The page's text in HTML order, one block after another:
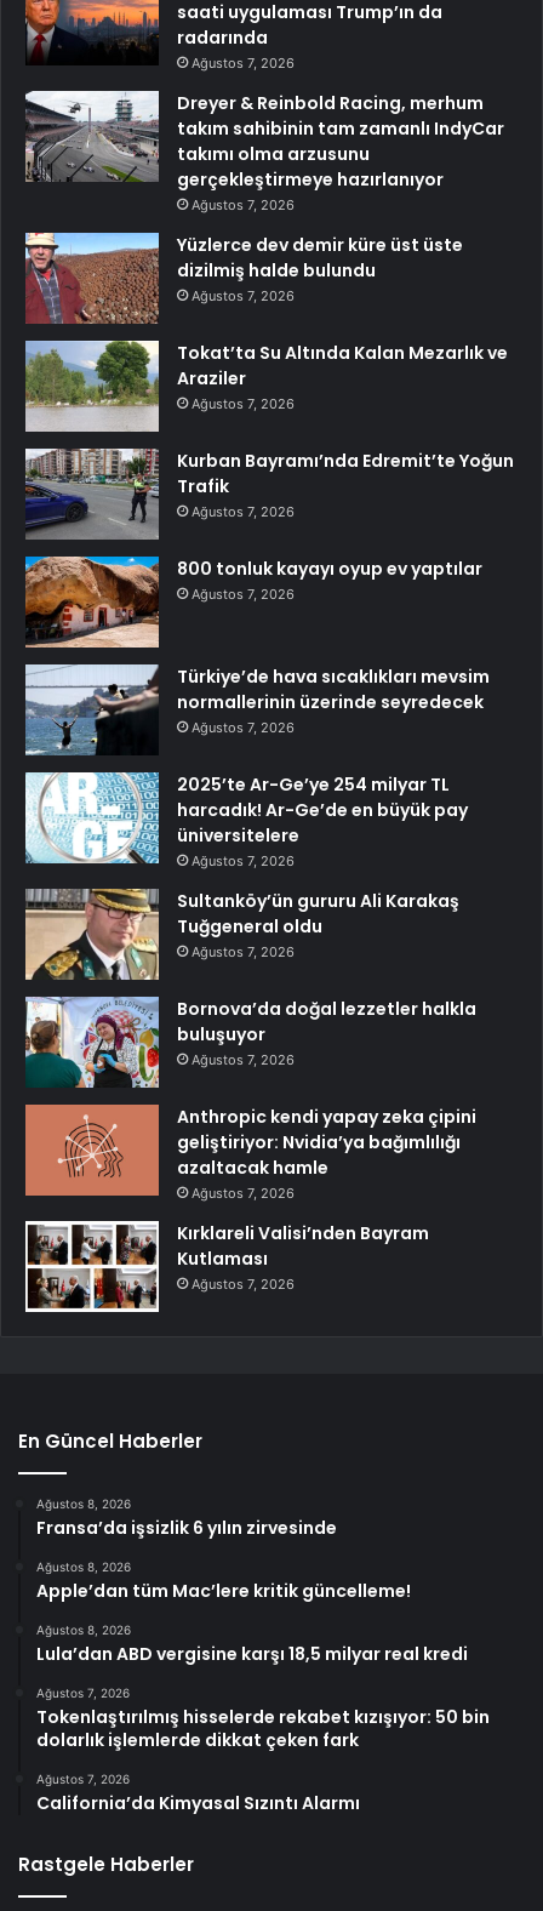
saati uygulaması Trump’ın da
radarında
Ağustos 7, 2026
Dreyer & Reinbold Racing, merhum
takım sahibinin tam zamanlı IndyCar
takımı olma arzusunu
gerçekleştirmeye hazırlanıyor
Ağustos 7, 2026
Yüzlerce dev demir küre üst üste
dizilmiş halde bulundu
Ağustos 7, 2026
Tokat’ta Su Altında Kalan Mezarlık ve
Araziler
Ağustos 7, 2026
Kurban Bayramı’nda Edremit’te Yoğun
Trafik
Ağustos 7, 2026
800 tonluk kayayı oyup ev yaptılar
Ağustos 7, 2026
Türkiye’de hava sıcaklıkları mevsim
normallerinin üzerinde seyredecek
Ağustos 7, 2026
2025’te Ar-Ge’ye 254 milyar TL
harcadık! Ar-Ge’de en büyük pay
üniversitelere
Ağustos 7, 2026
Sultanköy’ün gururu Ali Karakaş
Tuğgeneral oldu
Ağustos 7, 2026
Bornova’da doğal lezzetler halkla
buluşuyor
Ağustos 7, 2026
Anthropic kendi yapay zeka çipini
geliştiriyor: Nvidia’ya bağımlılığı
azaltacak hamle
Ağustos 7, 2026
Kırklareli Valisi’nden Bayram
Kutlaması
Ağustos 7, 2026
En Güncel Haberler
Ağustos 8, 2026
Fransa’da işsizlik 6 yılın zirvesinde
Ağustos 8, 2026
Apple’dan tüm Mac’lere kritik güncelleme!
Ağustos 8, 2026
Lula’dan ABD vergisine karşı 18,5 milyar real kredi
Ağustos 7, 2026
Tokenlaştırılmış hisselerde rekabet kızışıyor: 50 bin
dolarlık işlemlerde dikkat çeken fark
Ağustos 7, 2026
California’da Kimyasal Sızıntı Alarmı
Rastgele Haberler